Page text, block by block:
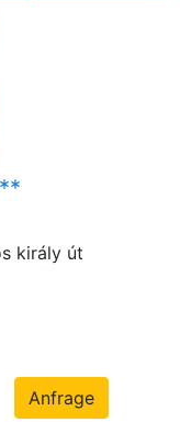
király út
Anfrage